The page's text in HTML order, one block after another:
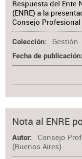
Respuesta del Ente
(ENRE) a la
Consejo Profesional
Colección Gestión
Fecha de publicación
Nota al ENRE
Autor
Consejo
(Buenos Aires)